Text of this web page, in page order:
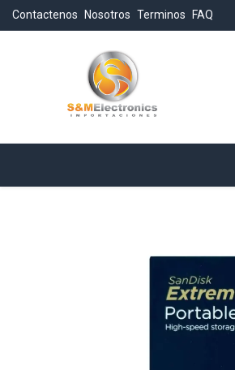
Contactenos Nosotros Terminos FAQ